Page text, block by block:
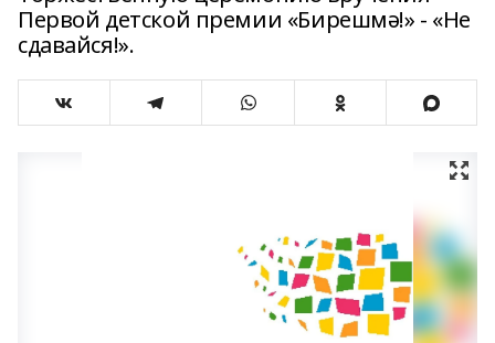
Первой детской премии «Бирешмә!» - «Не
сдавайся!».